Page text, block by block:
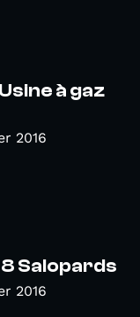
à gaz
2016
Salopards
2016